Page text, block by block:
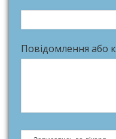
Повідомлення або